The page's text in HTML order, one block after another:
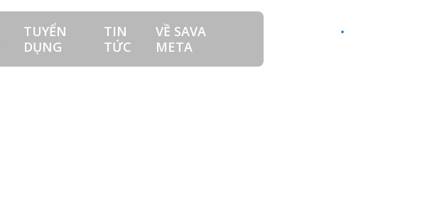
TUYỂN
DỤNG
TIN
TỨC
VỀ SAVA
META